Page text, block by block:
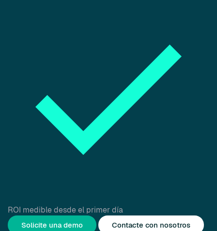
ROI medible desde el primer día
Solicite una demo Contacte con nosotros